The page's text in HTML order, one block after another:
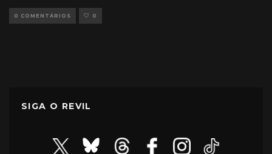
0 COMENTÁRIOS 0
SIGA O REVIL